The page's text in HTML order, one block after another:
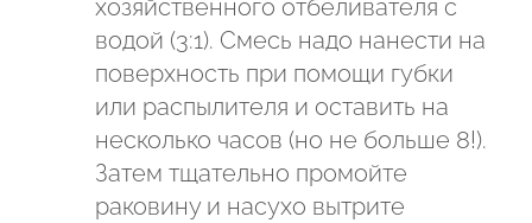
хозяйственного отбеливателя с
водой (3:1). Смесь надо нанести на
поверхность при помощи губки
или распылителя и оставить на
несколько часов (но не больше 8!).
Затем тщательно промойте
раковину и насухо вытрите